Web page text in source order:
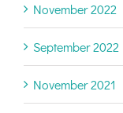
November 2022
September 2022
November 2021